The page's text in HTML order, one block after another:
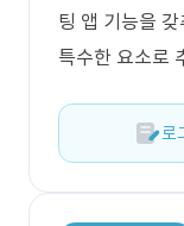
팅 앱 기능을
특수한 요소로
로